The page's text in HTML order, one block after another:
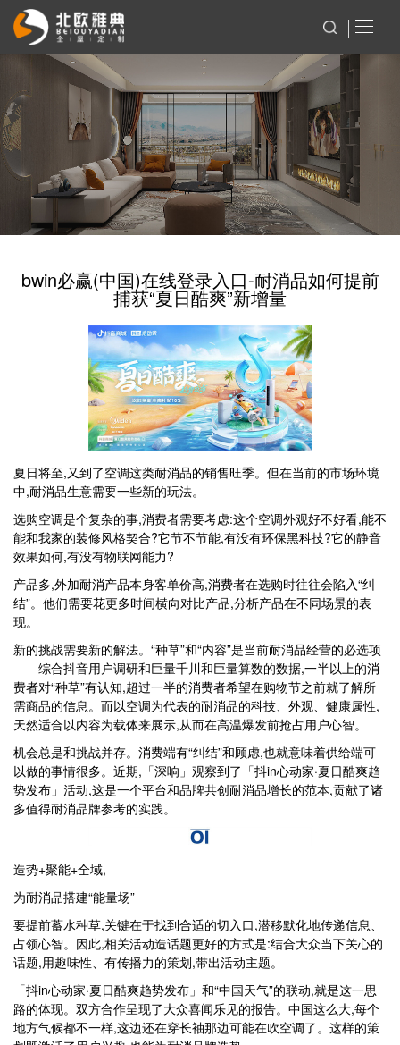
bwin必赢(中国)在线登录入口-耐消品如何提前
捕获“夏日酷爽”新增量
夏日将至,又到了空调这类耐消品的销售旺季。但在当前的市场环境
中,耐消品生意需要一些新的玩法。
选购空调是个复杂的事,消费者需要考虑:这个空调外观好不好看,能不
能和我家的装修风格契合?它节不节能,有没有环保黑科技?它的静音
效果如何,有没有物联网能力?
产品多,外加耐消产品本身客单价高,消费者在选购时往往会陷入“纠
结”。他们需要花更多时间横向对比产品,分析产品在不同场景的表
现。
新的挑战需要新的解法。“种草”和“内容”是当前耐消品经营的必选项
——综合抖音用户调研和巨量千川和巨量算数的数据,一半以上的消
费者对“种草”有认知,超过一半的消费者希望在购物节之前就了解所
需商品的信息。而以空调为代表的耐消品的科技、外观、健康属性,
天然适合以内容为载体来展示,从而在高温爆发前抢占用户心智。
机会总是和挑战并存。消费端有“纠结”和顾虑,也就意味着供给端可
以做的事情很多。近期,「深响」观察到了「抖in心动家·夏日酷爽趋
势发布」活动,这是一个平台和品牌共创耐消品增长的范本,贡献了诸
多值得耐消品牌参考的实践。
造势+聚能+全域,
为耐消品搭建“能量场”
要提前蓄水种草,关键在于找到合适的切入口,潜移默化地传递信息、
占领心智。因此,相关活动造话题更好的方式是:结合大众当下关心的
话题,用趣味性、有传播力的策划,带出活动主题。
「抖in心动家·夏日酷爽趋势发布」和“中国天气”的联动,就是这一思
路的体现。双方合作呈现了大众喜闻乐见的报告。中国这么大,每个
地方气候都不一样,这边还在穿长袖那边可能在吹空调了。这样的策